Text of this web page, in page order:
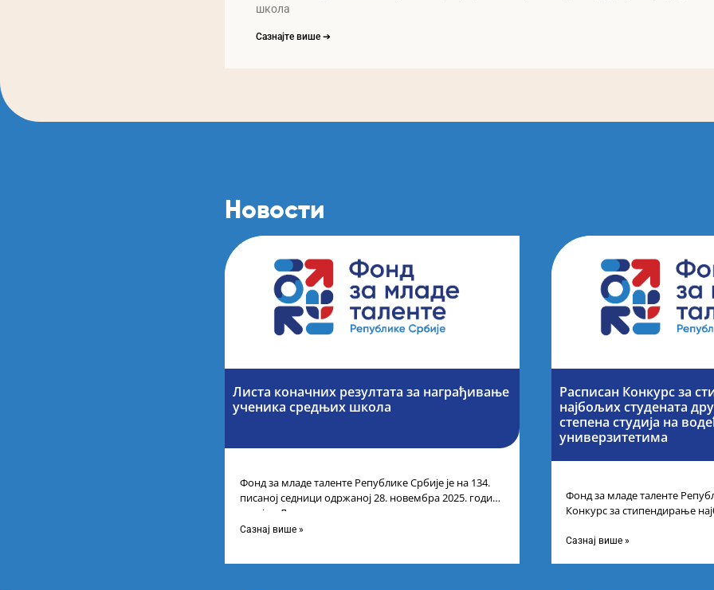
школа
Сазнајте више ➔
Новости
Листа коначних резултата за награђивање
ученика средњих школа
Фонд за младе таленте Републике Србије је на 134.
писаној седници одржаној 28. новембра 2025. године
усвојио Листу коначних резултата
Сазнај више »
Расписан Конкурс за
најбољих студената
степена студија на
универзитетима
Фонд за младе таленте
Конкурс за стипендирање
Сазнај више »